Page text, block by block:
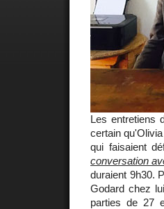
Les entretiens
certain
qui faisaient
conversation
duraient 9h30.
Godard chez
parties de 27